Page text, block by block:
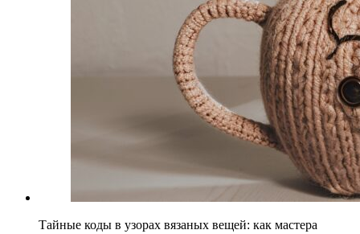
Тайные коды в узорах вязаных вещей: как мастера